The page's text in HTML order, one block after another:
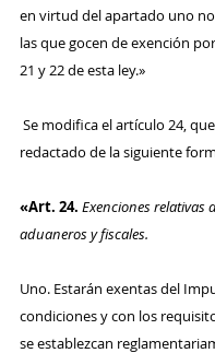
en virtud del apartado uno
las que gocen de exención
21 y 22 de esta ley.»
redactado de la siguiente
«Art. 24. Exenciones relativas
aduaneros y fiscales.
Uno. Estarán exentas del
condiciones y con los
se establezcan